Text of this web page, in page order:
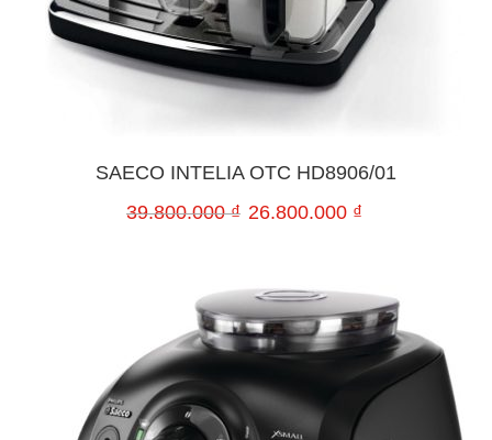
SAECO INTELIA OTC HD8906/01
39.800.000₫ 26.800.000 ₫